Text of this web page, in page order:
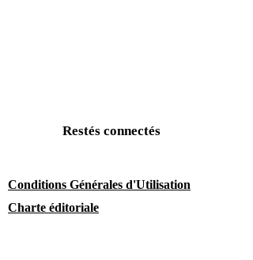
Restés connectés
Conditions Générales d'Utilisation
Charte éditoriale